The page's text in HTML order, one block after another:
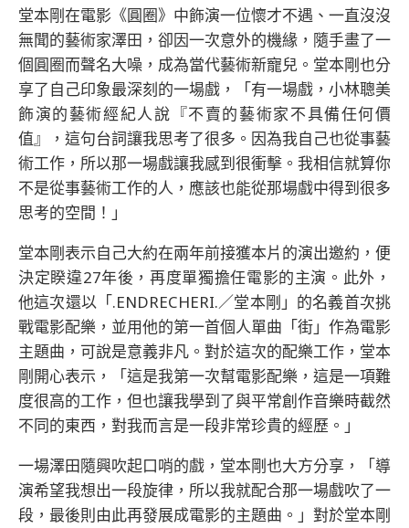
堂本剛在電影《圓圈》中飾演一位懷才不遇、一直沒沒
無聞的藝術家澤田，卻因一次意外的機緣，隨手畫了一
個圓圈而聲名大噪，成為當代藝術新寵兒。堂本剛也分
享了自己印象最深刻的一場戲，「有一場戲，小林聰美
飾演的藝術經紀人說『不賣的藝術家不具備任何價
值』，這句台詞讓我思考了很多。因為我自己也從事藝
術工作，所以那一場戲讓我感到很衝擊。我相信就算你
不是從事藝術工作的人，應該也能從那場戲中得到很多
思考的空間！」
堂本剛表示自己大約在兩年前接獲本片的演出邀約，便
決定睽違27年後，再度單獨擔任電影的主演。此外，
他這次還以「.ENDRECHERI.／堂本剛」的名義首次挑
戰電影配樂，並用他的第一首個人單曲「街」作為電影
主題曲，可說是意義非凡。對於這次的配樂工作，堂本
剛開心表示，「這是我第一次幫電影配樂，這是一項難
度很高的工作，但也讓我學到了與平常創作音樂時截然
不同的東西，對我而言是一段非常珍貴的經歷。」
一場澤田隨興吹起口哨的戲，堂本剛也大方分享，「導
演希望我想出一段旋律，所以我就配合那一場戲吹了一
段，最後則由此再發展成電影的主題曲。」對於堂本剛